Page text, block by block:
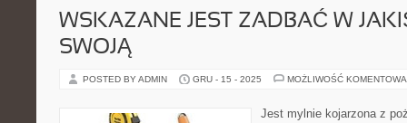
WSKAZANE JEST ZADBAĆ W
SWOJĄ
POSTED BY ADMIN GRU - 15 - 2025 MOŻLIWOŚĆ
Jest mylnie kojarzona z